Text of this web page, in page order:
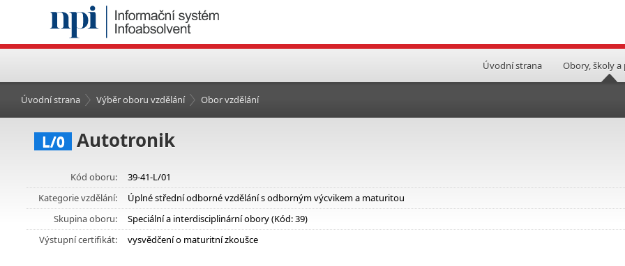
Úvodní strana Obory, školy a
Úvodní strana Výběr oboru vzdělání Obor vzdělání
L/0 Autotronik
Kód oboru:
39-41-L/01
Kategorie vzdělání:
Úplné střední odborné vzdělání s odborným výcvikem a maturitou
Skupina oboru:
Speciální a interdisciplinární obory (Kód: 39)
Výstupní certifikát:
vysvědčení o maturitní zkoušce